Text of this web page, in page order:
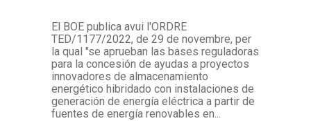
El BOE publica avui l'ORDRE
TED/1177/2022, de 29 de novembre, per
la qual "se aprueban las bases reguladoras
para la concesión de ayudas a proyectos
innovadores de almacenamiento
energético hibridado con instalaciones de
generación de energía eléctrica a partir de
fuentes de energía renovables en...